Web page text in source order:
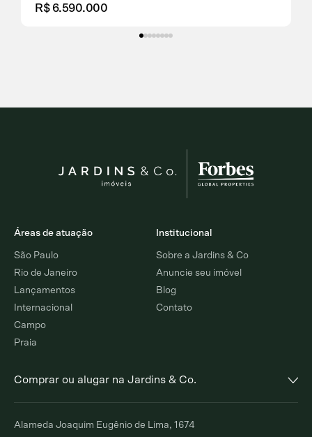
R$ 6.590.000
Áreas de atuação
São Paulo
Rio de Janeiro
Lançamentos
Internacional
Campo
Praia
Institucional
Sobre a Jardins & Co
Anuncie seu imóvel
Blog
Contato
Comprar ou alugar na Jardins & Co.
Alto de Pinheiros Jardim Europa
Alameda Joaquim Eugênio de Lima, 1674